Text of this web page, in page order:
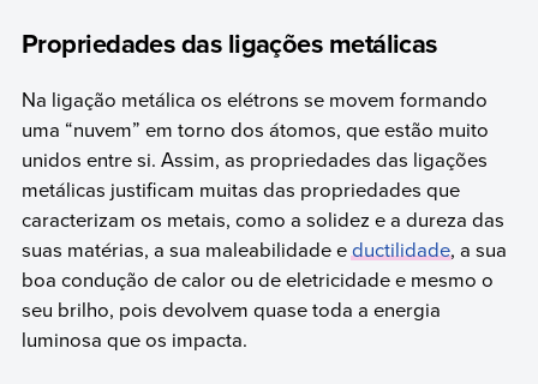
Propriedades das ligações metálicas
Na ligação metálica os elétrons se movem formando
uma “nuvem” em torno dos átomos, que estão muito
unidos entre si. Assim, as propriedades das ligações
metálicas justificam muitas das propriedades que
caracterizam os metais, como a solidez e a dureza das
suas matérias, a sua maleabilidade eductilidade, a sua
boa condução de calor ou de eletricidade e mesmo o
seu brilho, pois devolvem quase toda a energia
luminosa que os impacta.